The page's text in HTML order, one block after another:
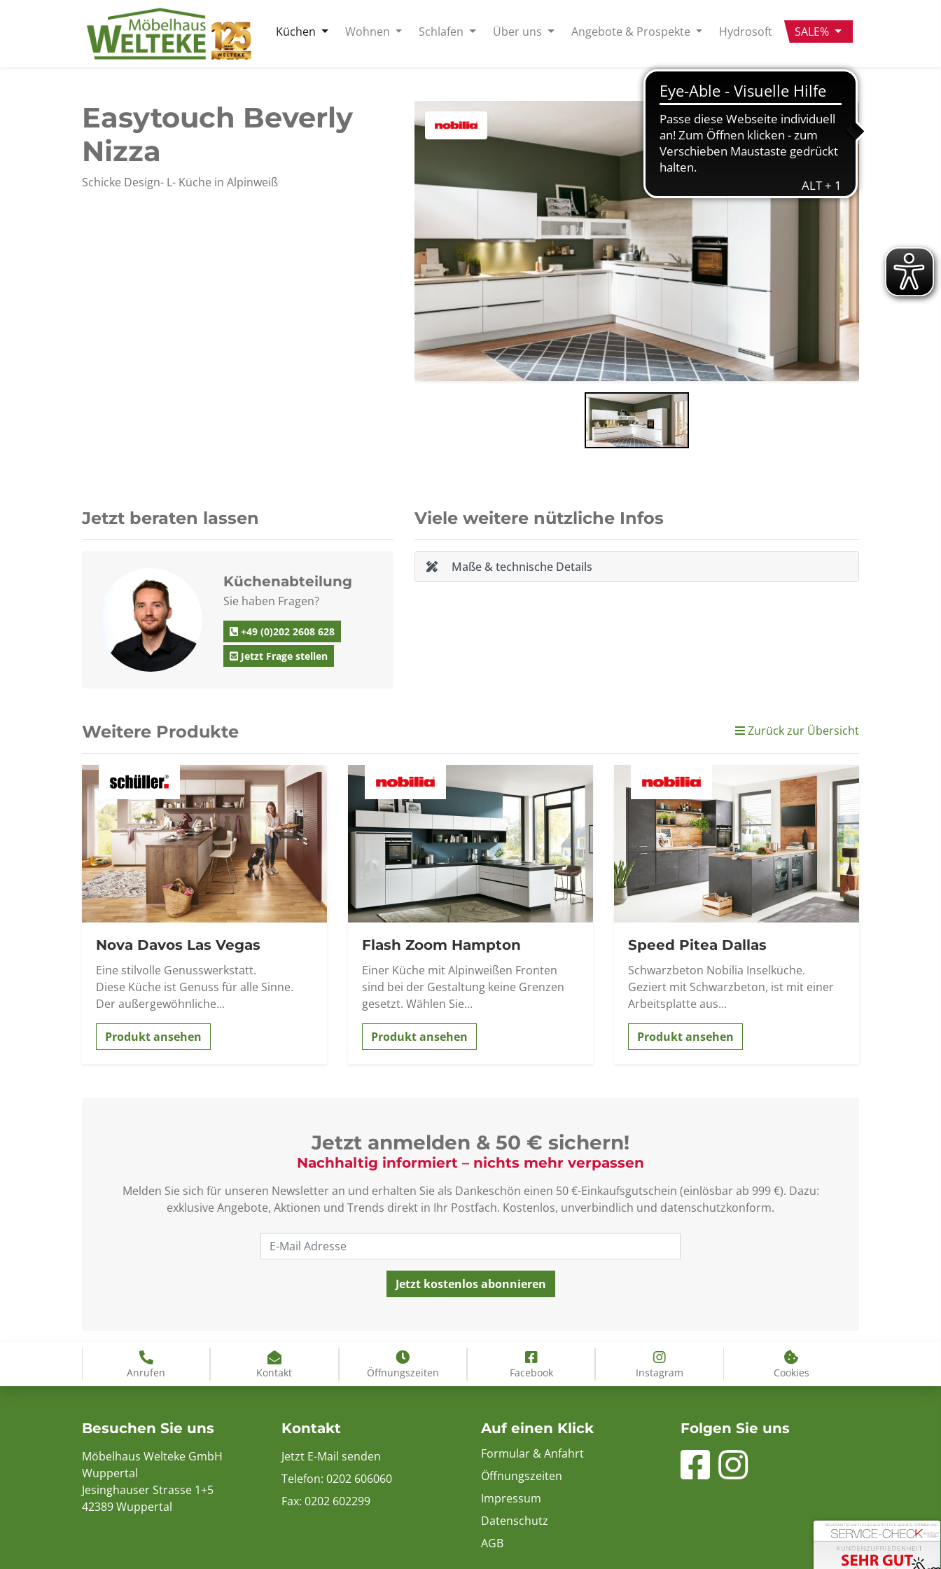
Küchen Wohnen Schlafen Über uns Angebote & Prospekte Hydrosoft SALE%
Easytouch Beverly
Nizza
Schicke Design- L- Küche in Alpinweiß
Viele weitere nützliche Infos
Maße & technische Details
Jetzt beraten lassen
Küchenabteilung
Sie haben Fragen?
+49 (0)202 2608 628
Jetzt Frage stellen
Weitere Produkte Zurück zur Übersicht
Nova Davos Las Vegas
Eine stilvolle Genusswerkstatt.
Diese Küche ist Genuss für alle Sinne.
Der außergewöhnliche...
Produkt ansehen
Flash Zoom Hampton
Einer Küche mit Alpinweißen Fronten
sind bei der Gestaltung keine Grenzen
gesetzt. Wählen Sie...
Produkt ansehen
Speed Pitea Dallas
Schwarzbeton Nobilia Inselküche.
Geziert mit Schwarzbeton, ist mit einer
Arbeitsplatte aus...
Produkt ansehen
Jetzt anmelden & 50 € sichern!
Nachhaltig informiert – nichts mehr verpassen
Melden Sie sich für unseren Newsletter an und erhalten Sie als Dankeschön einen 50 €-Einkaufsgutschein (einlösbar ab 999 €). Dazu:
exklusive Angebote, Aktionen und Trends direkt in Ihr Postfach. Kostenlos, unverbindlich und datenschutzkonform.
Anrufen Kontakt Öffnungszeiten Facebook Instagram Cookies
INSTITUT
GMBH
PRIVATWIRTSCHAFTLICHES INSTITUT FÜR SERVICE-OPTIMIERUNG
Besuchen Sie uns
Möbelhaus Welteke GmbH
Wuppertal
Jesinghauser Strasse 1+5
42389 Wuppertal
Kontakt
Jetzt E-Mail senden
Telefon: 0202 606060
Fax: 0202 602299
Auf einen Klick
Formular & Anfahrt
Öffnungszeiten
Impressum
Datenschutz
AGB
Folgen Sie uns